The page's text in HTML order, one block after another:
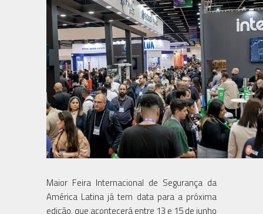
Maior Feira Internacional de Segurança da
América Latina já tem data para a próxima
edição, que acontecerá entre 13 e 15 de junho